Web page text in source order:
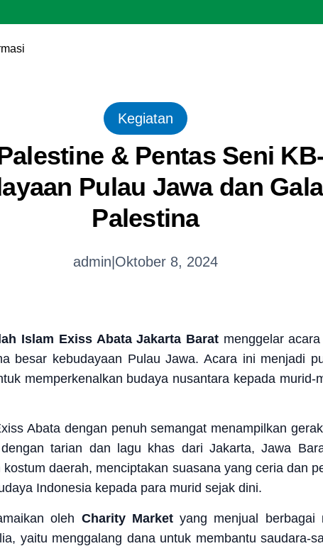
Kegiatan
& Pentas Seni
Pulau Jawa dan
Palestina
admin Oktober 8, 2024
Islam Exiss Abata Jakarta Baratmenggelar
besar kebudayaan Pulau Jawa. Acara ini menjadi
memperkenalkan budaya nusantara kepada murid-
Abata dengan penuh semangat menampilkan
tarian dan lagu khas dari Jakarta, Jawa
daerah, menciptakan suasana yang ceria dan
Indonesia kepada para murid sejak dini.
oleh Charity Marketyang menjual berbagai
yaitu menggalang dana untuk membantu saudara-